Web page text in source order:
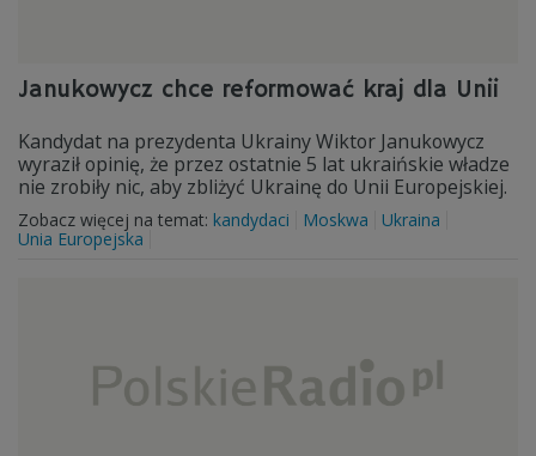
Janukowycz chce reformować kraj dla Unii
Kandydat na prezydenta Ukrainy Wiktor Janukowycz
wyraził opinię, że przez ostatnie 5 lat ukraińskie władze
nie zrobiły nic, aby zbliżyć Ukrainę do Unii Europejskiej.
Zobacz więcej na temat: kandydaci Moskwa
Ukraina
Unia Europejska